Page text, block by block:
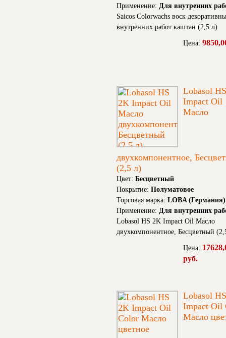
Применение: Для внутренних
Saicos Colorwachs воск
внутренних работ каштан (2,5 л)
Цена:
Lobasol
Impact Oil
Масло
двухкомпонентное,
(2,5 л)
Цвет: Бесцветный
Покрытие: Полуматовое
Торговая марка: LOBA (Германия)
Применение: Для внутренних
Lobasol HS 2K Impact Oil Масло
двухкомпонентное, Бесцветный
Цена:
руб.
Lobasol
Impact Oil
Масло